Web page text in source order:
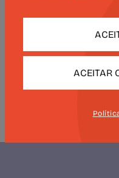
de Coimbra:
e Manuel Portela.
Mais
Universidade de
ACEITAR